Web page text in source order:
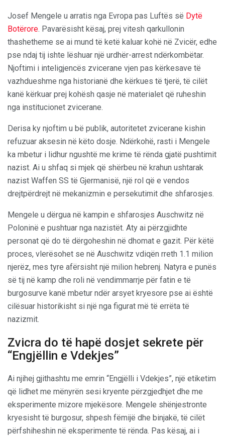
Josef Mengele u arratis nga Evropa pas Luftës së Dytë
Botërore. Pavarësisht kësaj, prej vitesh qarkullonin
thashetheme se ai mund të ketë kaluar kohë në Zvicër, edhe
pse ndaj tij ishte lëshuar një urdhër-arrest ndërkombëtar.
Njoftimi i inteligjencës zvicerane vjen pas kërkesave të
vazhdueshme nga historianë dhe kërkues të tjerë, të cilët
kanë kërkuar prej kohësh qasje në materialet që ruheshin
nga institucionet zvicerane.
Derisa ky njoftim u bë publik, autoritetet zvicerane kishin
refuzuar aksesin në këto dosje. Ndërkohë, rasti i Mengele
ka mbetur i lidhur ngushtë me krime të rënda gjatë pushtimit
nazist. Ai u shfaq si mjek që shërbeu në krahun ushtarak
nazist Waffen SS të Gjermanisë, një rol që e vendos
drejtpërdrejt në mekanizmin e persekutimit dhe shfarosjes.
Mengele u dërgua në kampin e shfarosjes Auschwitz në
Poloninë e pushtuar nga nazistët. Aty ai përzgjidhte
personat që do të dërgoheshin në dhomat e gazit. Për këtë
proces, vlerësohet se në Auschwitz vdiqën rreth 1.1 milion
njerëz, mes tyre afërsisht një milion hebrenj. Natyra e punës
së tij në kamp dhe roli në vendimmarrje për fatin e të
burgosurve kanë mbetur ndër arsyet kryesore pse ai është
cilësuar historikisht si një nga figurat më të errëta të
nazizmit.
Zvicra do të hapë dosjet sekrete për
“Engjëllin e Vdekjes”
Ai njihej gjithashtu me emrin “Engjëlli i Vdekjes”, një etiketim
që lidhet me mënyrën sesi kryente përzgjedhjet dhe me
eksperimente mizore mjekësore. Mengele shënjestronte
kryesisht të burgosur, shpesh fëmijë dhe binjakë, të cilët
përfshiheshin në eksperimente të rënda. Pas kësaj, ai i